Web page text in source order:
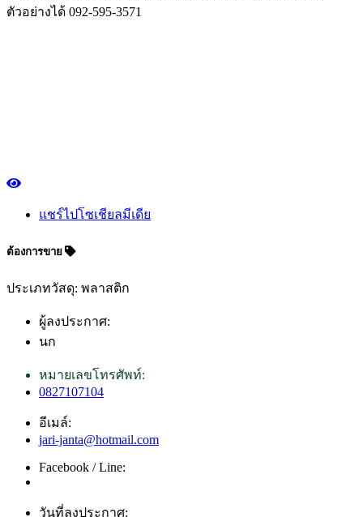
ตัวอย่างได้ 092-595-3571
แชร์ไปโซเชียลมีเดีย
ต้องการขาย
ประเภทวัสดุ: พลาสติก
ผู้ลงประกาศ:
นก
หมายเลขโทรศัพท์:
0827107104
อีเมล์:
jari-janta@hotmail.com
Facebook / Line:
วันที่ลงประกาศ: